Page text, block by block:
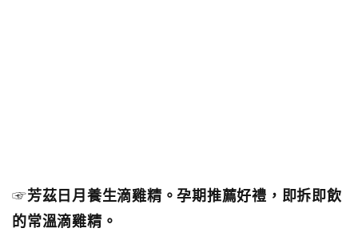
☞芳茲日月養生滴雞精。孕期推薦好禮，即拆即飲
的常溫滴雞精。